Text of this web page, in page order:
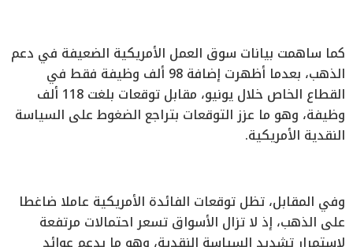
كما ساهمت بيانات سوق العمل الأمريكية الضعيفة في دعم
الذهب، بعدما أظهرت إضافة 98 ألف وظيفة فقط في
القطاع الخاص خلال يونيو، مقابل توقعات بلغت 118 ألف
وظيفة، وهو ما عزز التوقعات بتراجع الضغوط على السياسة
النقدية الأمريكية.
وفي المقابل، تظل توقعات الفائدة الأمريكية عاملا ضاغطا
على الذهب، إذ لا تزال الأسواق تسعر احتمالات مرتفعة